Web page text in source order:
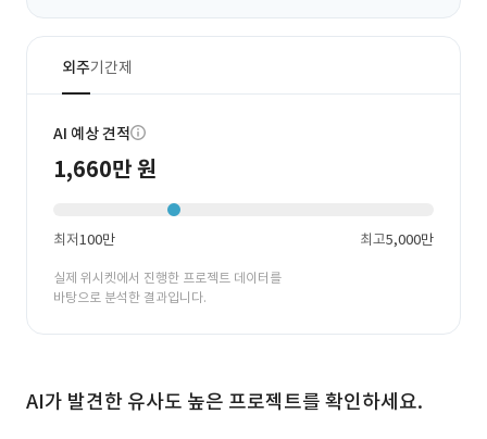
외주기간제
AI 예상 견적
1,660만 원
최저100만 최고5,000만
실제 위시켓에서 진행한 프로젝트 데이터를
바탕으로 분석한 결과입니다.
AI가 발견한 유사도 높은 프로젝트를 확인하세요.